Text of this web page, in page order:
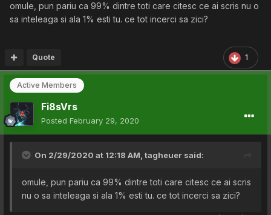
omule, pun pariu ca 99% dintre toti care citesc ce ai scris nu o
sa inteleaga si ala 1% esti tu. ce tot incerci sa zici?
1
Quote
Active Members
Fi8sVrs
Posted February 29, 2020
On 2/29/2020 at 12:18 AM, tagheuer said:
omule, pun pariu ca 99% dintre toti care citesc ce ai scris
nu o sa inteleaga si ala 1% esti tu. ce tot incerci sa zici?